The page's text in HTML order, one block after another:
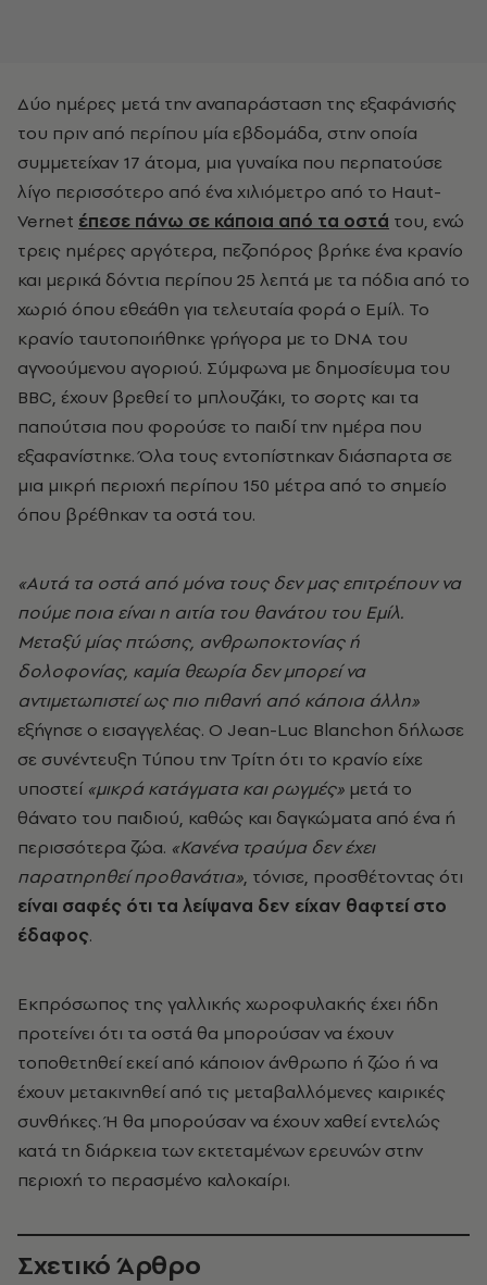
Δύο ημέρες μετά την αναπαράσταση της εξαφάνισής
του πριν από περίπου μία εβδομάδα, στην οποία
συμμετείχαν 17 άτομα, μια γυναίκα που περπατούσε
λίγο περισσότερο από ένα χιλιόμετρο από το Haut-
Vernet έπεσε πάνω σε κάποια από τα οστά του, ενώ
τρεις ημέρες αργότερα, πεζοπόρος βρήκε ένα κρανίο
και μερικά δόντια περίπου 25 λεπτά με τα πόδια από το
χωριό όπου εθεάθη για τελευταία φορά ο Εμίλ. Το
κρανίο ταυτοποιήθηκε γρήγορα με το DNA του
αγνοούμενου αγοριού. Σύμφωνα με δημοσίευμα του
BBC, έχουν βρεθεί το μπλουζάκι, το σορτς και τα
παπούτσια που φορούσε το παιδί την ημέρα που
εξαφανίστηκε. Όλα τους εντοπίστηκαν διάσπαρτα σε
μια μικρή περιοχή περίπου 150 μέτρα από το σημείο
όπου βρέθηκαν τα οστά του.
«Αυτά τα οστά από μόνα τους δεν μας επιτρέπουν να
πούμε ποια είναι η αιτία του θανάτου του Εμίλ.
Μεταξύ μίας πτώσης, ανθρωποκτονίας ή
δολοφονίας, καμία θεωρία δεν μπορεί να
αντιμετωπιστεί ως πιο πιθανή από κάποια άλλη»
εξήγησε ο εισαγγελέας. Ο Jean-Luc Blanchon δήλωσε
σε συνέντευξη Τύπου την Τρίτη ότι το κρανίο είχε
υποστεί «μικρά κατάγματα και ρωγμές» μετά το
θάνατο του παιδιού, καθώς και δαγκώματα από ένα ή
περισσότερα ζώα. «Κανένα τραύμα δεν έχει
παρατηρηθεί προθανάτια», τόνισε, προσθέτοντας ότι
είναι σαφές ότι τα λείψανα δεν είχαν θαφτεί στο
έδαφος.
Εκπρόσωπος της γαλλικής χωροφυλακής έχει ήδη
προτείνει ότι τα οστά θα μπορούσαν να έχουν
τοποθετηθεί εκεί από κάποιον άνθρωπο ή ζώο ή να
έχουν μετακινηθεί από τις μεταβαλλόμενες καιρικές
συνθήκες. Ή θα μπορούσαν να έχουν χαθεί εντελώς
κατά τη διάρκεια των εκτεταμένων ερευνών στην
περιοχή το περασμένο καλοκαίρι.
Σχετικό Άρθρο